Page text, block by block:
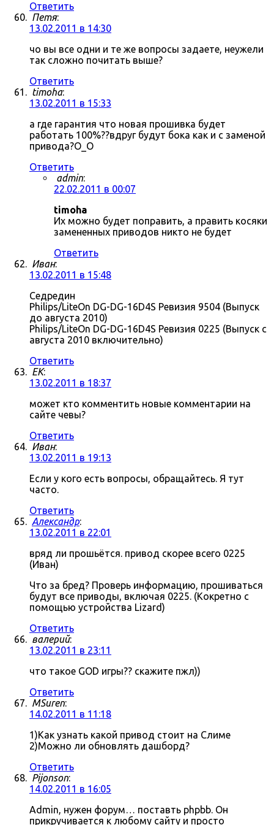
Ответить
Петя:
13.02.2011 в 14:30
чо вы все одни и те же вопросы задаете, неужели
так сложно почитать выше?
Ответить
timoha:
13.02.2011 в 15:33
а где гарантия что новая прошивка будет
работать 100%??вдруг будут бока как и с заменой
привода?О_О
Ответить
admin:
22.02.2011 в 00:07
timoha
Их можно будет поправить, а править косяки
замененных приводов никто не будет
Ответить
Иван:
13.02.2011 в 15:48
Седредин
Philips/LiteOn DG-DG-16D4S Ревизия 9504 (Выпуск
до августа 2010)
Philips/LiteOn DG-DG-16D4S Ревизия 0225 (Выпуск с
августа 2010 включительно)
Ответить
ЕK:
13.02.2011 в 18:37
может кто комментить новые комментарии на
сайте чевы?
Ответить
Иван:
13.02.2011 в 19:13
Если у кого есть вопросы, обращайтесь. Я тут
часто.
Ответить
Александр:
13.02.2011 в 22:01
вряд ли прошьётся. привод скорее всего 0225
(Иван)
Что за бред? Проверь информацию, прошиваться
будут все приводы, включая 0225. (Кокретно с
помощью устройства Lizard)
Ответить
валерий:
13.02.2011 в 23:11
что такое GOD игры?? скажите пжл))
Ответить
MSuren:
14.02.2011 в 11:18
1)Как узнать какой привод стоит на Слиме
2)Можно ли обновлять дашборд?
Ответить
Pijonson:
14.02.2011 в 16:05
Admin, нужен форум… поставть phpbb. Он
прикручивается к любому сайту и просто